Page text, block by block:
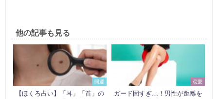
他の記事も見る
開運
【ほくろ占い】「耳」「首」の
恋愛
ガード固すぎ…！男性が距離を